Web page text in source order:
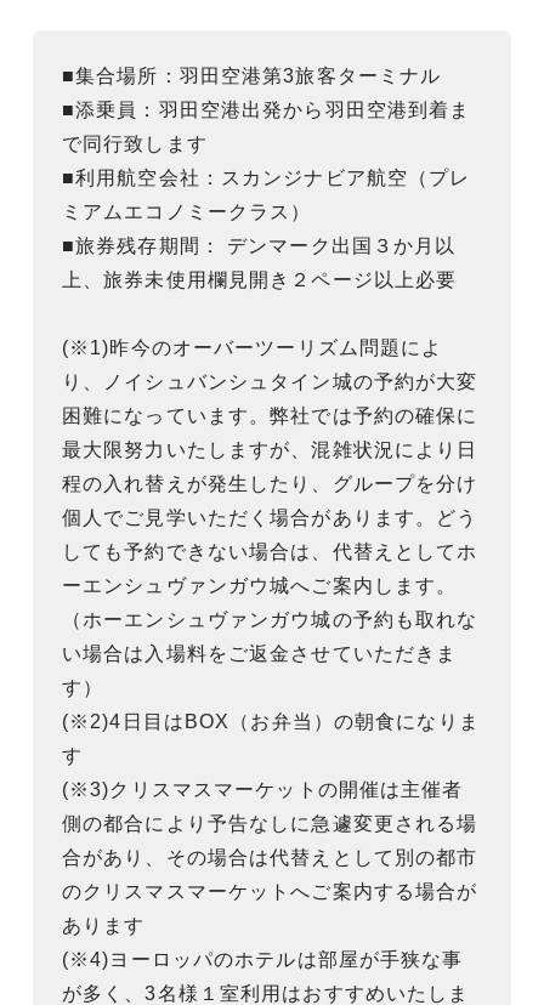
■集合場所：羽田空港第3旅客ターミナル
■添乗員：羽田空港出発から羽田空港到着ま
で同行致します
■利用航空会社：スカンジナビア航空（プレ
ミアムエコノミークラス）
■旅券残存期間： デンマーク出国３か月以
上、旅券未使用欄見開き２ページ以上必要
(※1)昨今のオーバーツーリズム問題によ
り、ノイシュバンシュタイン城の予約が大変
困難になっています。弊社では予約の確保に
最大限努力いたしますが、混雑状況により日
程の入れ替えが発生したり、グループを分け
個人でご見学いただく場合があります。どう
しても予約できない場合は、代替えとしてホ
ーエンシュヴァンガウ城へご案内します。
（ホーエンシュヴァンガウ城の予約も取れな
い場合は入場料をご返金させていただきま
す）
(※2)4日目はBOX（お弁当）の朝食になりま
す
(※3)クリスマスマーケットの開催は主催者
側の都合により予告なしに急遽変更される場
合があり、その場合は代替えとして別の都市
のクリスマスマーケットへご案内する場合が
あります
(※4)ヨーロッパのホテルは部屋が手狭な事
が多く、3名様１室利用はおすすめいたしま